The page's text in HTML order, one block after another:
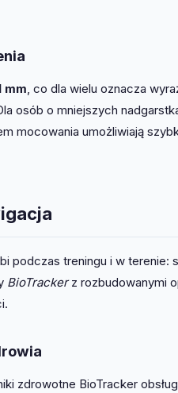
mm, co dla wielu oznacza
osób o mniejszych
mocowania umożliwiają
podczas treningu i w terenie:
BioTrackerz rozbudowanymi
zdrowotne BioTracker